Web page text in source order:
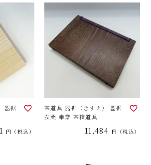
器据
税込
茶道具 器据（きすえ） 器据
女桑 幸斎 茶箱道具
11,484 税込